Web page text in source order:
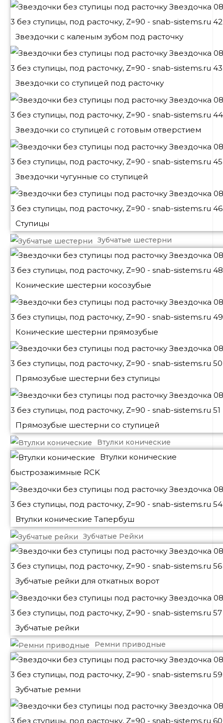
Звездочки с каленым зубом под расточку
Звездочки со ступицей под расточку
Звездочки со ступицей с готовым отверстием
Звездочки чугунные со ступицей
Ступицы
Зубчатые шестерни
Конические шестерни косозубые
Конические шестерни прямозубые
Прямозубые шестерни без ступицы
Прямозубые шестерни со ступицей
Втулки конические
Втулки конические
быстрозажимные RCK
Втулки конические Тапербуш
Зубчатые Рейки
Зубчатые рейки для откатных ворот
Зубчатые рейки
Ремни приводные
Зубчатые ремни